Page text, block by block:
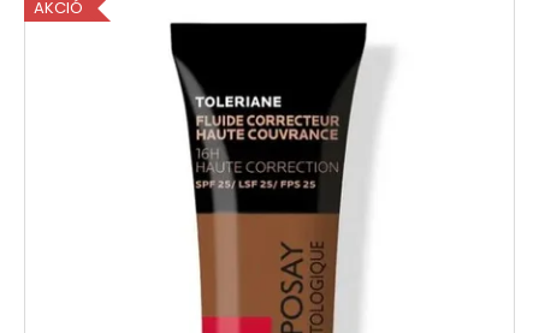
AKCIÓ